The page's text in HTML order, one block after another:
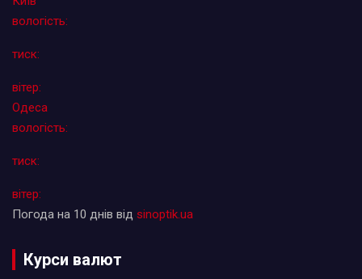
вологість:
тиск:
вітер:
Одеса
вологість:
тиск:
вітер:
Погода на 10 днів від sinoptik.ua
Курси валют